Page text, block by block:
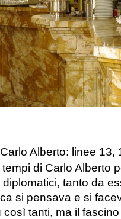
Alberto: linee 13,
di Carlo Alberto
tanto da
si pensava e si
tanti, ma il fascino